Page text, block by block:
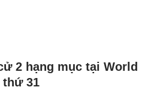
2 hạng mục tại World
thứ 31